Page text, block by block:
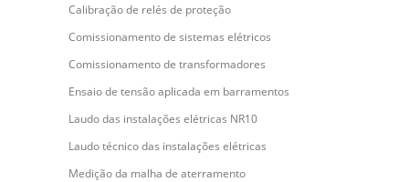
Calibração de relés de proteção
Comissionamento de sistemas elétricos
Comissionamento de transformadores
Ensaio de tensão aplicada em barramentos
Laudo das instalações elétricas NR10
Laudo técnico das instalações elétricas
Medição da malha de aterramento